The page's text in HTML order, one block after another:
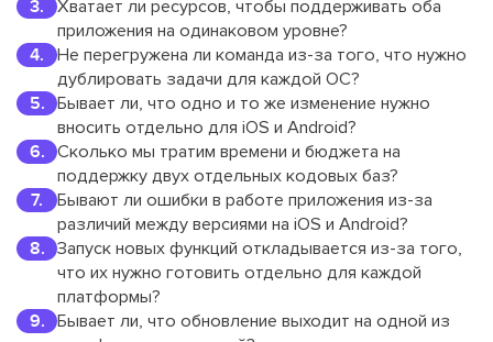
Хватает ли ресурсов, чтобы поддерживать оба
приложения на одинаковом уровне?
Не перегружена ли команда из-за того, что нужно
дублировать задачи для каждой ОС?
Бывает ли, что одно и то же изменение нужно
вносить отдельно для iOS и Android?
Сколько мы тратим времени и бюджета на
поддержку двух отдельных кодовых баз?
Бывают ли ошибки в работе приложения из-за
различий между версиями на iOS и Android?
Запуск новых функций откладывается из-за того,
что их нужно готовить отдельно для каждой
платформы?
Бывает ли, что обновление выходит на одной из